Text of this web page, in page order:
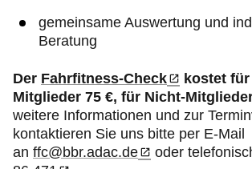
gemeinsame Auswertung und
Beratung
Der Fahrfitness-Check
kostet für
Mitglieder 75 €, für Nicht-
weitere Informationen und zur
kontaktieren Sie uns bitte per E-Mail
an ffc@bbr.adac.de oder